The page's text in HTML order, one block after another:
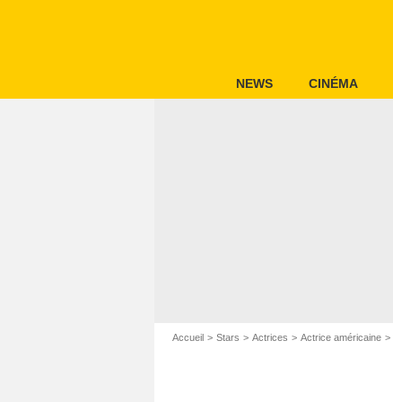
NEWS CINÉMA
Accueil Stars Actrices Actrice américaine